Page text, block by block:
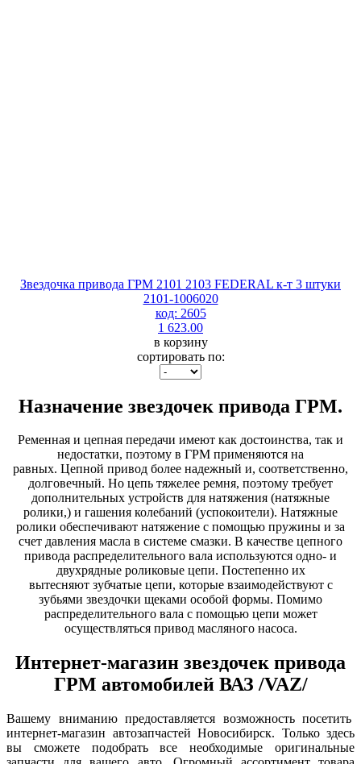
Звездочка привода ГРМ 2101 2103 FEDERAL к-т 3 штуки
2101-1006020
код: 2605
1 623.00
в корзину
сортировать по:
Назначение звездочек привода ГРМ.
Ременная и цепная передачи имеют как достоинства, так и
недостатки, поэтому в ГРМ применяются на
равных. Цепной привод более надежный и, соответственно,
долговечный. Но цепь тяжелее ремня, поэтому требует
дополнительных устройств для натяжения (натяжные
ролики,) и гашения колебаний (успокоители). Натяжные
ролики обеспечивают натяжение с помощью пружины и за
счет давления масла в системе смазки. В качестве цепного
привода распределительного вала используются одно- и
двухрядные роликовые цепи. Постепенно их
вытесняют зубчатые цепи, которые взаимодействуют с
зубьями звездочки щеками особой формы. Помимо
распределительного вала с помощью цепи может
осуществляться привод масляного насоса.
Интернет-магазин звездочек привода
ГРМ автомобилей ВАЗ /VAZ/
Вашему вниманию предоставляется возможность посетить
интернет-магазин автозапчастей Новосибирск. Только здесь
вы сможете подобрать все необходимые оригинальные